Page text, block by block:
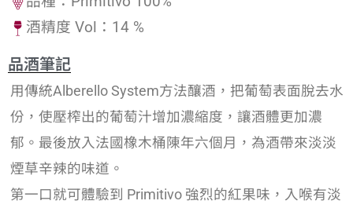
酒精度 Vol：14 %
品酒筆記
用傳統Alberello System方法釀酒，把葡萄表面脫去水
份，使壓榨出的葡萄汁增加濃縮度，讓酒體更加濃
郁。最後放入法國橡木桶陳年六個月，為酒帶來淡淡
煙草辛辣的味道。
第一口就可體驗到 Primitivo 強烈的紅果味，入喉有淡